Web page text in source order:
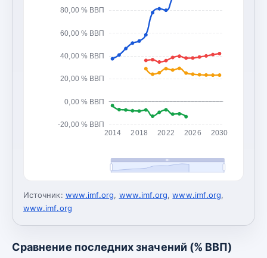
-20,00 % ВВП
0,00 % ВВП
20,00 % ВВП
40,00 % ВВП
60,00 % ВВП
80,00 % ВВП
2014 2018 2022 2026 2030
Источник: www.imf.org, www.imf.org,www.imf.org,
www.imf.org
Сравнение последних значений (% ВВП)